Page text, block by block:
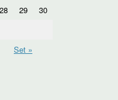
28 29
30
Set »